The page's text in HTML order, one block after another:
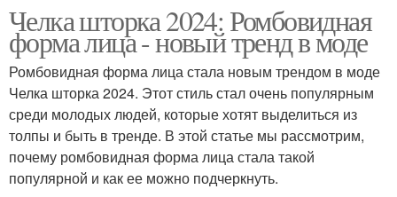
Челка шторка 2024: Ромбовидная
форма лица - новый тренд в моде
Ромбовидная форма лица стала новым трендом в моде
Челка шторка 2024. Этот стиль стал очень популярным
среди молодых людей, которые хотят выделиться из
толпы и быть в тренде. В этой статье мы рассмотрим,
почему ромбовидная форма лица стала такой
популярной и как ее можно подчеркнуть.